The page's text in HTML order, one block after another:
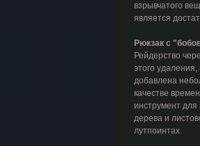
взрывчатого
является
Рюкзак с
Рейдерство
этого
добавлена
качестве
инструмент для
дерева и
лутпоинтах.